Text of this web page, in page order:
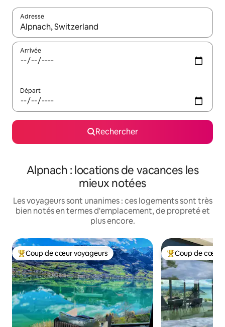
Adresse
Lorsque les résultats s'affichent, utilisez les flèches vers le
Arrivée
Départ
Rechercher
Alpnach : locations de vacances les
mieux notées
Les voyageurs sont unanimes : ces logements sont très
bien notés en termes d'emplacement, de propreté et
plus encore.
Coups de cœur voyageurs les plus appréciés
Coup de cœur voyageurs Coups de cœur
Coup de cœur